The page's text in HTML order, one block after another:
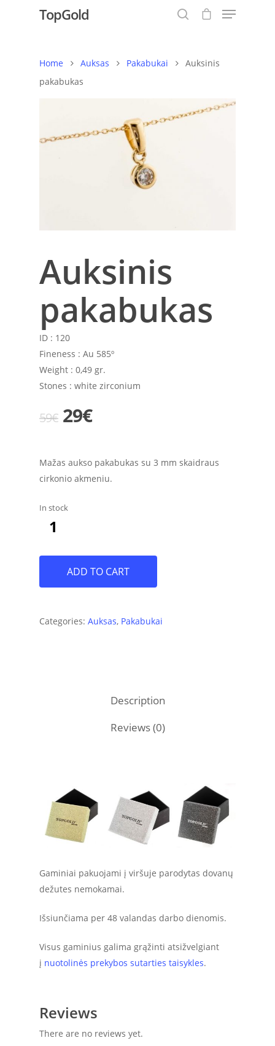
Hit enter to search or ESC to close
TopGold
Home Auksas Pakabukai
Auksinis
pakabukas
Auksinis
pakabukas
ID : 120
Fineness : Au 585º
Weight : 0,49 gr.
Stones : white zirconium
59€ Original
59€.
29€Current
29€.
Mažas aukso pakabukas su 3 mm skaidraus
cirkonio akmeniu.
In stock
ADD TO CART
Categories: Auksas, Pakabukai
Description
Reviews (0)
Gaminiai pakuojami į viršuje parodytas dovanų
dežutes nemokamai.
Išsiunčiama per 48 valandas darbo dienomis.
Visus gaminius galima grąžinti atsižvelgiant
į nuotolinės prekybos sutarties taisykles.
Reviews
There are no reviews yet.